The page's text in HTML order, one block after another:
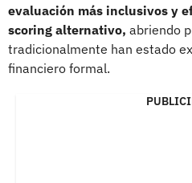
evaluación más inclusivos y
scoring alternativo, abriendo
tradicionalmente han estado
financiero formal.